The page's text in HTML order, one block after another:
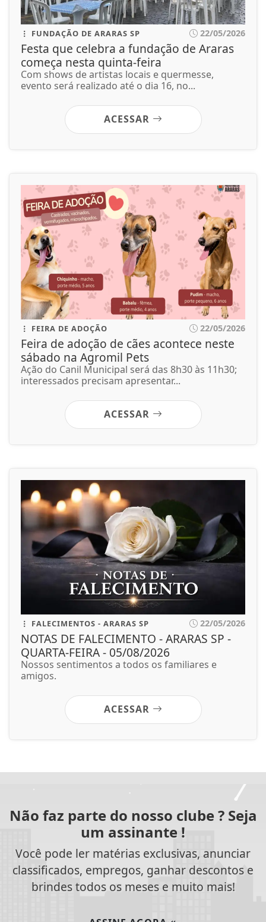
FUNDAÇÃO DE ARARAS SP 22/05/2026
Festa que celebra a fundação de Araras
começa nesta quinta-feira
Com shows de artistas locais e quermesse,
evento será realizado até o dia 16, no...
ACESSAR
FEIRA DE ADOÇÃO 22/05/2026
Feira de adoção de cães acontece neste
sábado na Agromil Pets
Ação do Canil Municipal será das 8h30 às 11h30;
interessados precisam apresentar...
ACESSAR
FALECIMENTOS - ARARAS SP 22/05/2026
NOTAS DE FALECIMENTO - ARARAS SP -
QUARTA-FEIRA - 05/08/2026
Nossos sentimentos a todos os familiares e
amigos.
ACESSAR
Não faz parte do nosso clube ? Seja
um assinante !
Você pode ler matérias exclusivas, anunciar
classificados, empregos, ganhar descontos e
brindes todos os meses e muito mais!